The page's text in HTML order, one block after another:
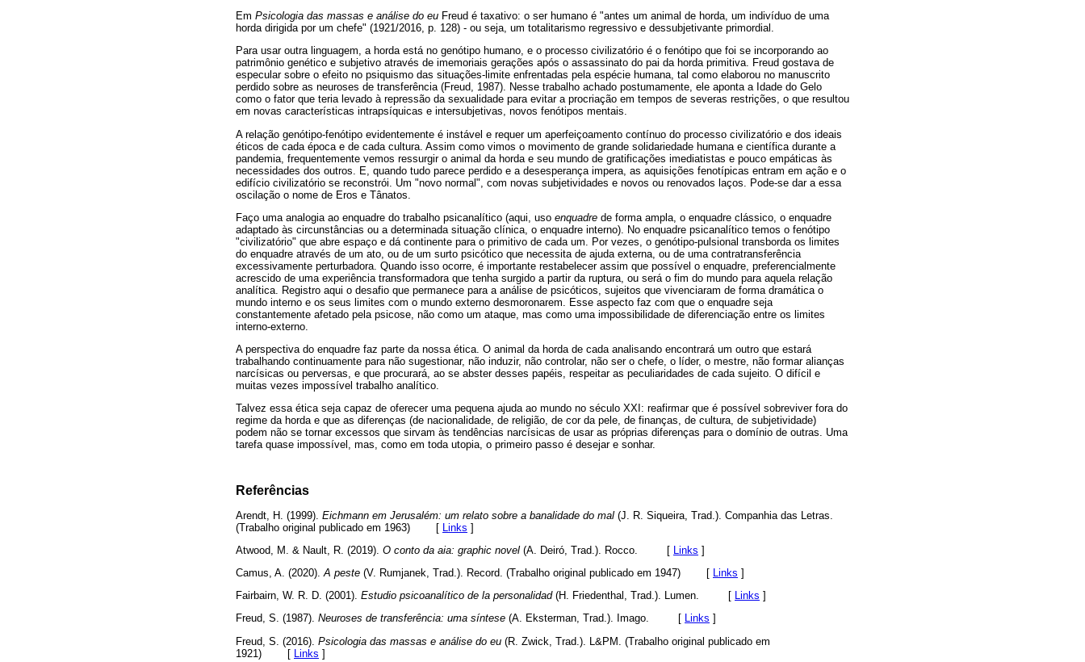
Em Psicologia das massas e análise do eu Freud é taxativo: o ser humano é "antes um animal de horda, um indivíduo de uma
horda dirigida por um chefe" (1921/2016, p. 128) - ou seja, um totalitarismo regressivo e dessubjetivante primordial.
Para usar outra linguagem, a horda está no genótipo humano, e o processo civilizatório é o fenótipo que foi se incorporando ao
patrimônio genético e subjetivo através de imemoriais gerações após o assassinato do pai da horda primitiva. Freud gostava de
especular sobre o efeito no psiquismo das situações-limite enfrentadas pela espécie humana, tal como elaborou no manuscrito
perdido sobre as neuroses de transferência (Freud, 1987). Nesse trabalho achado postumamente, ele aponta a Idade do Gelo
como o fator que teria levado à repressão da sexualidade para evitar a procriação em tempos de severas restrições, o que resultou
em novas características intrapsíquicas e intersubjetivas, novos fenótipos mentais.
A relação genótipo-fenótipo evidentemente é instável e requer um aperfeiçoamento contínuo do processo civilizatório e dos ideais
éticos de cada época e de cada cultura. Assim como vimos o movimento de grande solidariedade humana e científica durante a
pandemia, frequentemente vemos ressurgir o animal da horda e seu mundo de gratificações imediatistas e pouco empáticas às
necessidades dos outros. E, quando tudo parece perdido e a desesperança impera, as aquisições fenotípicas entram em ação e o
edifício civilizatório se reconstrói. Um "novo normal", com novas subjetividades e novos ou renovados laços. Pode-se dar a essa
oscilação o nome de Eros e Tânatos.
Faço uma analogia ao enquadre do trabalho psicanalítico (aqui, uso enquadre de forma ampla, o enquadre clássico, o enquadre
adaptado às circunstâncias ou a determinada situação clínica, o enquadre interno). No enquadre psicanalítico temos o fenótipo
"civilizatório" que abre espaço e dá continente para o primitivo de cada um. Por vezes, o genótipo-pulsional transborda os limites
do enquadre através de um ato, ou de um surto psicótico que necessita de ajuda externa, ou de uma contratransferência
excessivamente perturbadora. Quando isso ocorre, é importante restabelecer assim que possível o enquadre, preferencialmente
acrescido de uma experiência transformadora que tenha surgido a partir da ruptura, ou será o fim do mundo para aquela relação
analítica. Registro aqui o desafio que permanece para a análise de psicóticos, sujeitos que vivenciaram de forma dramática o
mundo interno e os seus limites com o mundo externo desmoronarem. Esse aspecto faz com que o enquadre seja
constantemente afetado pela psicose, não como um ataque, mas como uma impossibilidade de diferenciação entre os limites
interno-externo.
A perspectiva do enquadre faz parte da nossa ética. O animal da horda de cada analisando encontrará um outro que estará
trabalhando continuamente para não sugestionar, não induzir, não controlar, não ser o chefe, o líder, o mestre, não formar alianças
narcísicas ou perversas, e que procurará, ao se abster desses papéis, respeitar as peculiaridades de cada sujeito. O difícil e
muitas vezes impossível trabalho analítico.
Talvez essa ética seja capaz de oferecer uma pequena ajuda ao mundo no século XXI: reafirmar que é possível sobreviver fora do
regime da horda e que as diferenças (de nacionalidade, de religião, de cor da pele, de finanças, de cultura, de subjetividade)
podem não se tornar excessos que sirvam às tendências narcísicas de usar as próprias diferenças para o domínio de outras. Uma
tarefa quase impossível, mas, como em toda utopia, o primeiro passo é desejar e sonhar.
Referências
Arendt, H. (1999). Eichmann em Jerusalém: um relato sobre a banalidade do mal (J. R. Siqueira, Trad.). Companhia das Letras.
(Trabalho original publicado em 1963) [ Links ]
Atwood, M. & Nault, R. (2019). O conto da aia: graphic novel (A. Deiró, Trad.). Rocco. [ Links ]
Camus, A. (2020).A peste (V. Rumjanek, Trad.). Record. (Trabalho original publicado em 1947) [ Links ]
Fairbairn, W. R. D. (2001). Estudio psicoanalítico de la personalidad(H. Friedenthal, Trad.). Lumen. [ Links ]
Freud, S. (1987). Neuroses de transferência: uma síntese (A. Eksterman, Trad.). Imago. [ Links ]
Freud, S. (2016). Psicologia das massas e análise do eu (R. Zwick, Trad.). L&PM. (Trabalho original publicado em
1921) [ Links ]